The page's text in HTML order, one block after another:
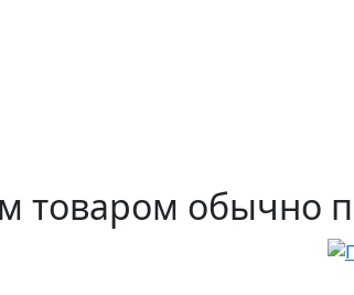
товаром обычно